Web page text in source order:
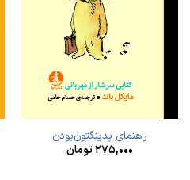
راهنمای پدینگتون‌بودن
۲۷۵,۰۰۰تومان